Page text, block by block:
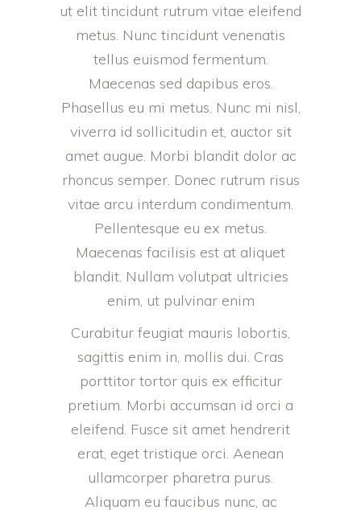
ut elit tincidunt rutrum vitae eleifend
metus. Nunc tincidunt venenatis
tellus euismod fermentum.
Maecenas sed dapibus eros.
Phasellus eu mi metus. Nunc mi nisl,
viverra id sollicitudin et, auctor sit
amet augue. Morbi blandit dolor ac
rhoncus semper. Donec rutrum risus
vitae arcu interdum condimentum.
Pellentesque eu ex metus.
Maecenas facilisis est at aliquet
blandit. Nullam volutpat ultricies
enim, ut pulvinar enim
Curabitur feugiat mauris lobortis,
sagittis enim in, mollis dui. Cras
porttitor tortor quis ex efficitur
pretium. Morbi accumsan id orci a
eleifend. Fusce sit amet hendrerit
erat, eget tristique orci. Aenean
ullamcorper pharetra purus.
Aliquam eu faucibus nunc, ac